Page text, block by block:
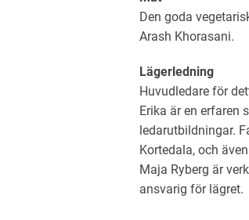
Den goda
Arash Khorasani.
Lägerledning
Huvudledare för
Erika är en erfaren
ledarutbildningar.
Kortedala, och
Maja Ryberg är
ansvarig för lägret.